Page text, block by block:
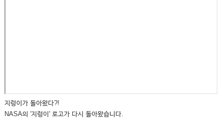
지렁이가 돌아왔다?!
NASA의 '지렁이' 로고가 다시 돌아왔습니다.